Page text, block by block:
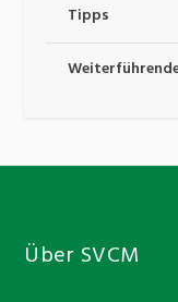
Tipps
Über SVCM